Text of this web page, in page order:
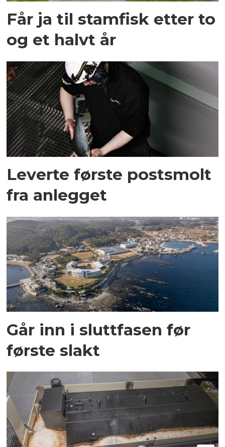
Får ja til stamfisk etter to
og et halvt år
Leverte første postsmolt
fra anlegget
Går inn i sluttfasen før
første slakt